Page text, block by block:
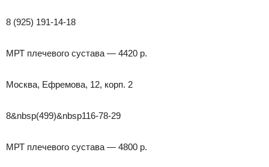
8 (925) 191-14-18
МРТ плечевого сустава — 4420 р.
Москва, Ефремова, 12, корп. 2
8&nbsp(499)&nbsp116-78-29
МРТ плечевого сустава — 4800 р.